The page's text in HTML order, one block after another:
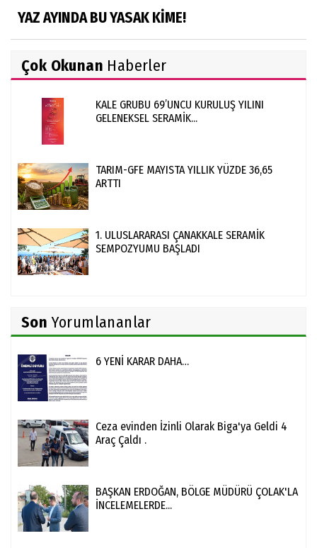
YAZ AYINDA BU YASAK KİME!
Çok Okunan Haberler
KALE GRUBU 69’UNCU KURULUŞ YILINI
GELENEKSEL SERAMİK...
TARIM-GFE MAYISTA YILLIK YÜZDE 36,65
ARTTI
1. ULUSLARARASI ÇANAKKALE SERAMİK
SEMPOZYUMU BAŞLADI
Son Yorumlananlar
6 YENİ KARAR DAHA…
Ceza evinden İzinli Olarak Biga'ya Geldi 4
Araç Çaldı .
BAŞKAN ERDOĞAN, BÖLGE MÜDÜRÜ ÇOLAK'LA
İNCELEMELERDE...